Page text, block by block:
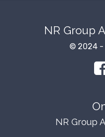
NR Group
© 2024 -
NR Group